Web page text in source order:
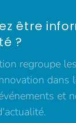
être
?
regroupe
dans
et